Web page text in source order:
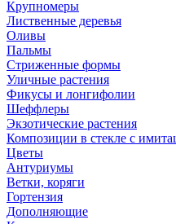
Крупномеры
Лиственные деревья
Оливы
Пальмы
Стриженные формы
Уличные растения
Фикусы и лонгифолии
Шеффлеры
Экзотические растения
Композиции в стекле с
Цветы
Антуриумы
Ветки, коряги
Гортензия
Дополняющие